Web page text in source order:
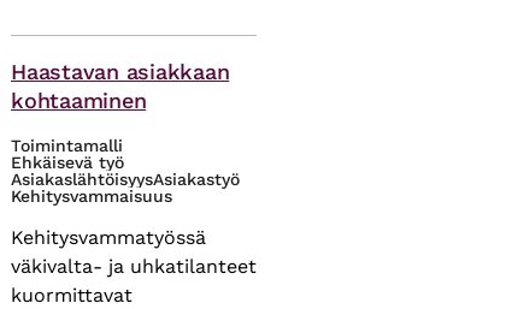
Haastavan asiakkaan
kohtaaminen
Toimintamalli
Ehkäisevä työ
AsiakaslähtöisyysAsiakastyö
Kehitysvammaisuus
Kehitysvammatyössä
väkivalta- ja uhkatilanteet
kuormittavat